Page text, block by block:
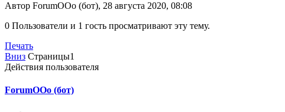
Автор ForumOOo (бот), 28 августа 2020, 08:08
0 Пользователи и 1 гость просматривают эту тему.
Печать
Вниз Страницы1
Действия пользователя
ForumOOo (бот)